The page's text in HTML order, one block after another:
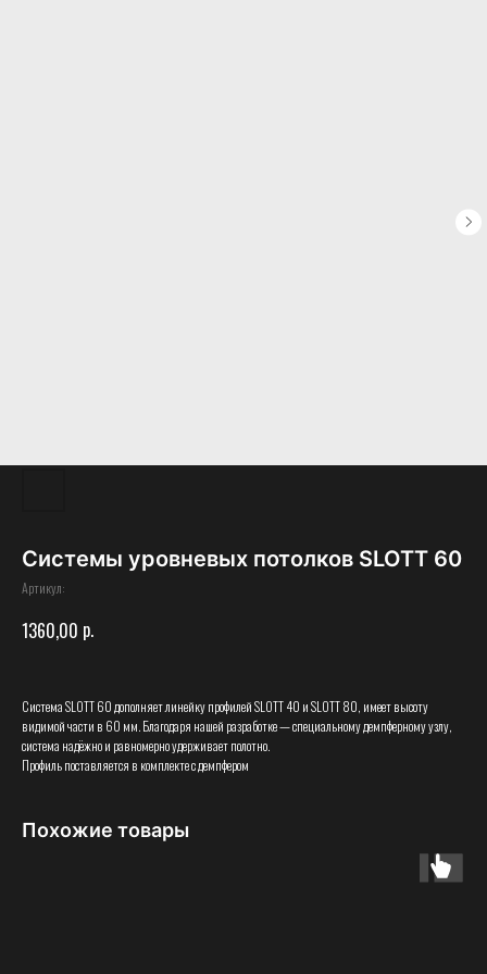
Системы уровневых потолков SLOTT 60
Артикул:
1360,00 р.
Система SLOTT 60 дополняет линейку профилей SLOTT 40 и SLOTT 80, имеет высоту
видимой части в 60 мм. Благодаря нашей разработке — специальному демпферному узлу,
система надёжно и равномерно удерживает полотно.
Профиль поставляется в комплекте с демпфером
Похожие товары